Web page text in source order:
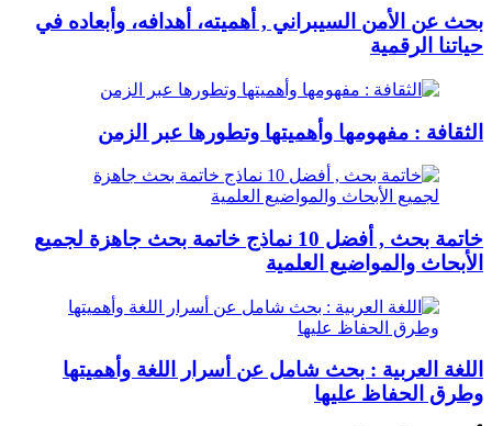
بحث عن الأمن السيبراني , أهميته، أهدافه، وأبعاده في
حياتنا الرقمية
الثقافة : مفهومها وأهميتها وتطورها عبر الزمن
خاتمة بحث , أفضل 10 نماذج خاتمة بحث جاهزة لجميع
الأبحاث والمواضيع العلمية
اللغة العربية : بحث شامل عن أسرار اللغة وأهميتها
وطرق الحفاظ عليها